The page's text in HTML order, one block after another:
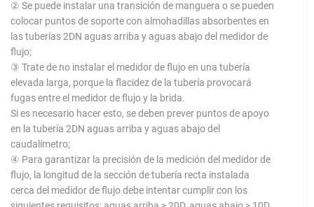
② Se puede instalar una transición de manguera o se pueden
colocar puntos de soporte con almohadillas absorbentes en
las tuberías 2DN aguas arriba y aguas abajo del medidor de
flujo;
③ Trate de no instalar el medidor de flujo en una tubería
elevada larga, porque la flacidez de la tubería provocará
fugas entre el medidor de flujo y la brida.
Si es necesario hacer esto, se deben prever puntos de apoyo
en la tubería 2DN aguas arriba y aguas abajo del
caudalímetro;
④ Para garantizar la precisión de la medición del medidor de
flujo, la longitud de la sección de tubería recta instalada
cerca del medidor de flujo debe intentar cumplir con los